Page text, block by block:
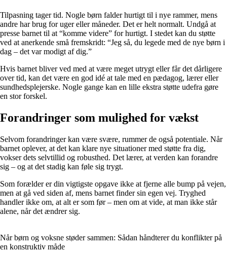
Tilpasning tager tid. Nogle børn falder hurtigt til i nye rammer, mens
andre har brug for uger eller måneder. Det er helt normalt. Undgå at
presse barnet til at “komme videre” for hurtigt. I stedet kan du støtte
ved at anerkende små fremskridt: “Jeg så, du legede med de nye børn i
dag – det var modigt af dig.”
Hvis barnet bliver ved med at være meget utrygt eller får det dårligere
over tid, kan det være en god idé at tale med en pædagog, lærer eller
sundhedsplejerske. Nogle gange kan en lille ekstra støtte udefra gøre
en stor forskel.
Forandringer som mulighed for vækst
Selvom forandringer kan være svære, rummer de også potentiale. Når
barnet oplever, at det kan klare nye situationer med støtte fra dig,
vokser dets selvtillid og robusthed. Det lærer, at verden kan forandre
sig – og at det stadig kan føle sig trygt.
Som forælder er din vigtigste opgave ikke at fjerne alle bump på vejen,
men at gå ved siden af, mens barnet finder sin egen vej. Tryghed
handler ikke om, at alt er som før – men om at vide, at man ikke står
alene, når det ændrer sig.
Når børn og voksne støder sammen: Sådan håndterer du konflikter på
en konstruktiv måde